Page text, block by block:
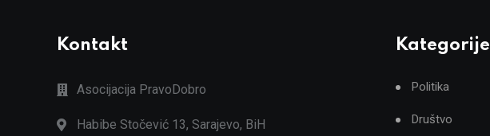
Kontakt
Asocijacija PravoDobro
Habibe Stočević 13, Sarajevo, BiH
Kategorije
Politika
Društvo